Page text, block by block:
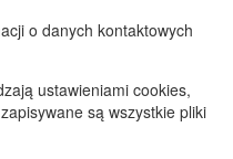
o danych kontaktowych
ustawieniami cookies,
są wszystkie pliki